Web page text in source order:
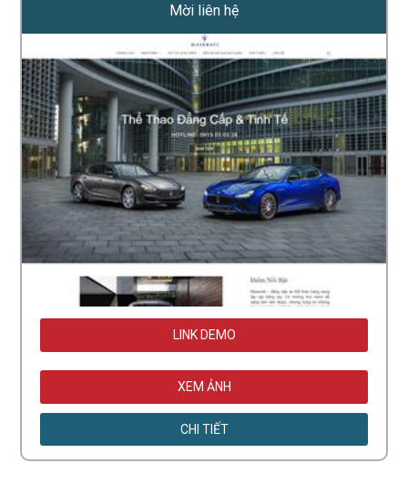
Mời liên hệ
LINK DEMO
XEM ẢNH
CHI TIẾT